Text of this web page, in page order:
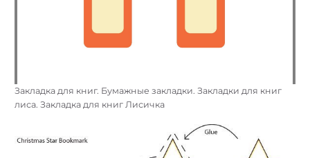
Закладка для книг. Бумажные закладки. Закладки для книг
лиса. Закладка для книг Лисичка